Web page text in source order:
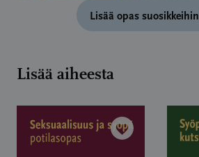
Lisää opas suosikkeihin
Lisää aiheesta